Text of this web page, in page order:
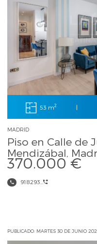
53 m2 |
MADRID
Piso en Calle de
Mendizábal,
370.000 €
918293...
PUBLICADO: MARTES 30 DE JUNIO